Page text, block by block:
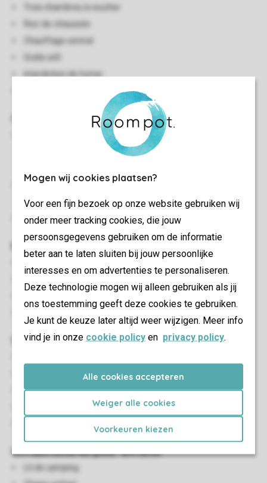
Mogen wij cookies plaatsen?
Voor een fijn bezoek op onze website gebruiken wij
onder meer tracking cookies, die jouw
persoonsgegevens gebruiken om de informatie
beter aan te laten sluiten bij jouw persoonlijke
interesses en om advertenties te personaliseren.
Deze technologie mogen wij alleen gebruiken als jij
ons toestemming geeft deze cookies te gebruiken.
Je kunt de keuze later altijd weer wijzigen. Meer info
vind je in onze cookie policy en privacy policy.
Alle cookies accepteren
Weiger alle cookies
Voorkeuren kiezen
Trois chambres à coucher
Rez-de-chaussée
Chauffage central
Gratis wifi
Interdiction de fumer
Chambre(s) à coucher
Chambre à coucher avec deux lits boxspring pour 1
personne, surmatelas pour 2 personnes, lavabo et
Deux chambres à coucher avec deux boxsprings 1
personne
Lits avec couettes et coussins
Extérieur
Salon/salle à manger
Cheminée
Infrastructures pour enfants
Lit de camping